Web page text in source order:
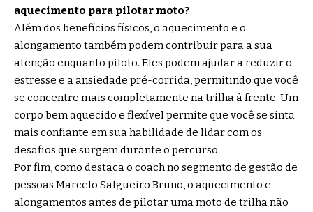
aquecimento para pilotar moto?
Além dos benefícios físicos, o aquecimento e o
alongamento também podem contribuir para a sua
atenção enquanto piloto. Eles podem ajudar a reduzir o
estresse e a ansiedade pré-corrida, permitindo que você
se concentre mais completamente na trilha à frente. Um
corpo bem aquecido e flexível permite que você se sinta
mais confiante em sua habilidade de lidar com os
desafios que surgem durante o percurso.
Por fim, como destaca o coach no segmento de gestão de
pessoas Marcelo Salgueiro Bruno, o aquecimento e
alongamentos antes de pilotar uma moto de trilha não